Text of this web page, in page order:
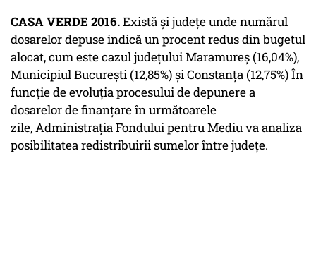
CASA VERDE 2016.Există și județe unde numărul
dosarelor depuse indică un procent redus din bugetul
alocat, cum este cazul județului Maramureș (16,04%),
Municipiul București (12,85%) și Constanța (12,75%) În
funcție de evoluția procesului de depunere a
dosarelor de finanțare în următoarele
zile, Administrația Fondului pentru Mediu va analiza
posibilitatea redistribuirii sumelor între județe.